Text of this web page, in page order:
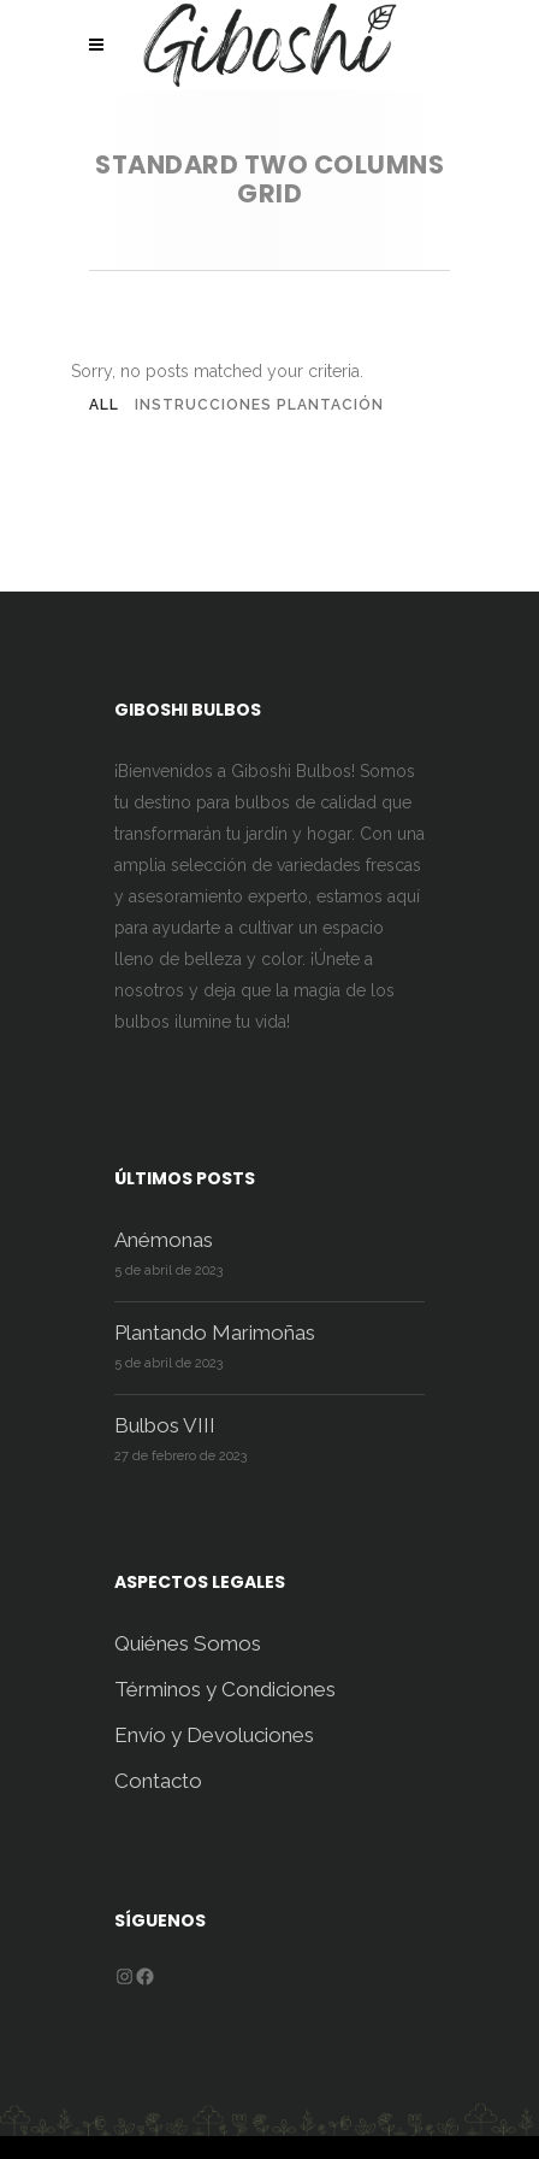
STANDARD TWO COLUMNS
GRID
Sorry, no posts matched your criteria.
ALL INSTRUCCIONES PLANTACIÓN
GIBOSHI BULBOS
¡Bienvenidos a Giboshi Bulbos! Somos
tu destino para bulbos de calidad que
transformarán tu jardín y hogar. Con una
amplia selección de variedades frescas
y asesoramiento experto, estamos aquí
para ayudarte a cultivar un espacio
lleno de belleza y color. ¡Únete a
nosotros y deja que la magia de los
bulbos ilumine tu vida!
ÚLTIMOS POSTS
Anémonas
5 de abril de 2023
Plantando Marimoñas
5 de abril de 2023
Bulbos VIII
27 de febrero de 2023
ASPECTOS LEGALES
Quiénes Somos
Términos y Condiciones
Envío y Devoluciones
Contacto
SÍGUENOS
Instagram
Facebook